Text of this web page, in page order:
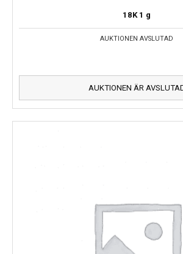
18K 1 g
AUKTIONEN AVSLUTAD
AUKTIONEN ÄR